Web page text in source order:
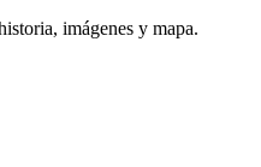
imágenes y mapa.